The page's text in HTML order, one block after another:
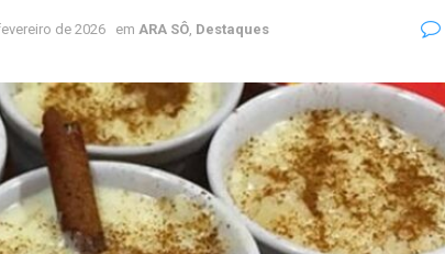
de 2026 em ARA SÔ Destaques